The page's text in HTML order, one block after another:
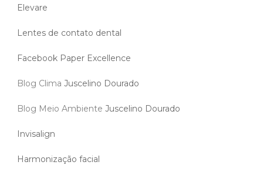
Elevare
Lentes de contato dental
Facebook Paper Excellence
Blog Clima Juscelino Dourado
Blog Meio Ambiente Juscelino Dourado
Invisalign
Harmonização facial